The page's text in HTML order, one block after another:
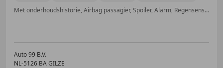
Met onderhoudshistorie, Airbag passagier, Spoiler, Alarm, Regensensor, Sportonderstel, Lichtmetalen velgen, ABS
Auto 99 B.V.
NL-5126 BA GILZE